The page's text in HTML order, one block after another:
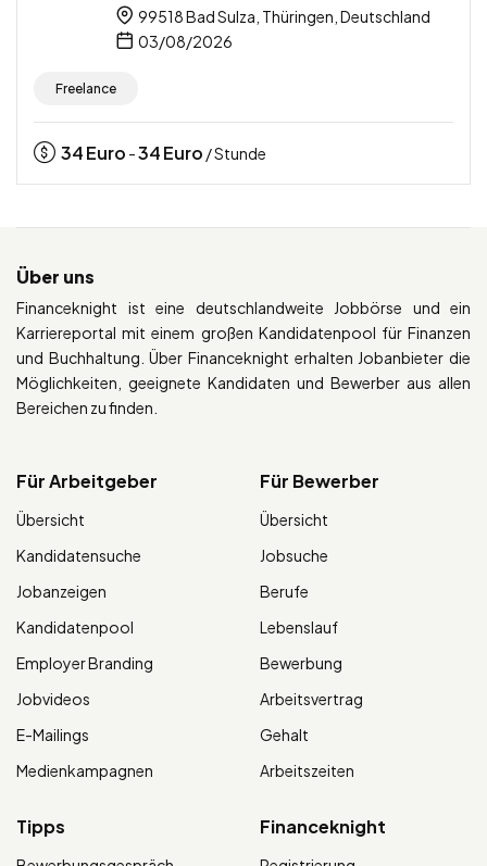
99518 Bad Sulza, Thüringen, Deutschland
03/08/2026
Freelance
34Euro -34Euro / Stunde
Über uns
Financeknight ist eine deutschlandweite Jobbörse und ein
Karriereportal mit einem großen Kandidatenpool für Finanzen
und Buchhaltung. Über Financeknight erhalten Jobanbieter die
Möglichkeiten, geeignete Kandidaten und Bewerber aus allen
Bereichen zu finden.
Für Arbeitgeber
Übersicht
Kandidatensuche
Jobanzeigen
Kandidatenpool
Employer Branding
Jobvideos
E-Mailings
Medienkampagnen
Für Bewerber
Übersicht
Jobsuche
Berufe
Lebenslauf
Bewerbung
Arbeitsvertrag
Gehalt
Arbeitszeiten
Tipps Financeknight